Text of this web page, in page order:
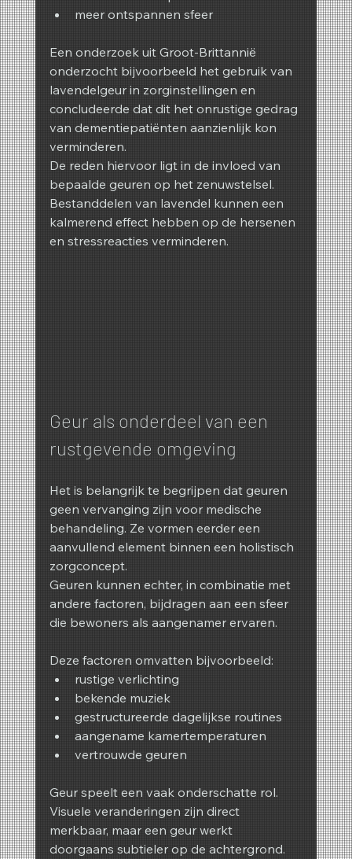
meer ontspannen sfeer
Een onderzoek uit Groot-Brittannië
onderzocht bijvoorbeeld het gebruik van
lavendelgeur in zorginstellingen en
concludeerde dat dit het onrustige gedrag
van dementiepatiënten aanzienlijk kon
verminderen.
De reden hiervoor ligt in de invloed van
bepaalde geuren op het zenuwstelsel.
Bestanddelen van lavendel kunnen een
kalmerend effect hebben op de hersenen
en stressreacties verminderen.
Geur als onderdeel van een
rustgevende omgeving
Het is belangrijk te begrijpen dat geuren
geen vervanging zijn voor medische
behandeling. Ze vormen eerder een
aanvullend element binnen een holistisch
zorgconcept.
Geuren kunnen echter, in combinatie met
andere factoren, bijdragen aan een sfeer
die bewoners als aangenamer ervaren.
Deze factoren omvatten bijvoorbeeld:
rustige verlichting
bekende muziek
gestructureerde dagelijkse routines
aangename kamertemperaturen
vertrouwde geuren
Geur speelt een vaak onderschatte rol.
Visuele veranderingen zijn direct
merkbaar, maar een geur werkt
doorgaans subtieler op de achtergrond.